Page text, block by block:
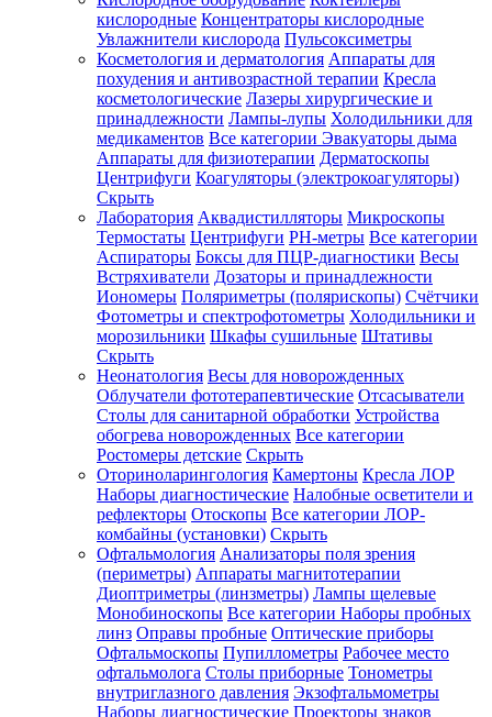
Зарегистрироваться
Зачем
регистрироваться?
Все
покупки
одном
месте
Личный
менеджер
Отслеживание
статуса
заказа
кислородные Концентраторы кислородные
Увлажнители кислорода Пульсоксиметры
Косметология и дерматология Аппараты для
похудения и антивозрастной терапии Кресла
косметологические Лазеры хирургические и
принадлежности Лампы-лупы Холодильники для
медикаментов Все категории Эвакуаторы дыма
Аппараты для физиотерапии Дерматоскопы
Центрифуги Коагуляторы (электрокоагуляторы)
Скрыть
Лаборатория Аквадистилляторы Микроскопы
Термостаты Центрифуги PH-метры Все категории
Аспираторы Боксы для ПЦР-диагностики Весы
Встряхиватели Дозаторы и принадлежности
Иономеры Поляриметры (полярископы) Счётчики
Фотометры и спектрофотометры Холодильники и
морозильники Шкафы сушильные Штативы
Скрыть
Неонатология Весы для новорожденных
Облучатели фототерапевтические Отсасыватели
Столы для санитарной обработки Устройства
обогрева новорожденных Все категории
Ростомеры детские Скрыть
Оториноларингология Камертоны Кресла ЛОР
Наборы диагностические Налобные осветители и
рефлекторы Отоскопы Все категории ЛОР-
комбайны (установки) Скрыть
Офтальмология Анализаторы поля зрения
(периметры) Аппараты магнитотерапии
Диоптриметры (линзметры) Лампы щелевые
Монобиноскопы Все категории Наборы пробных
линз Оправы пробные Оптические приборы
Офтальмоскопы Пупиллометры Рабочее место
офтальмолога Столы приборные Тонометры
внутриглазного давления Экзофтальмометры
Наборы диагностические Проекторы знаков